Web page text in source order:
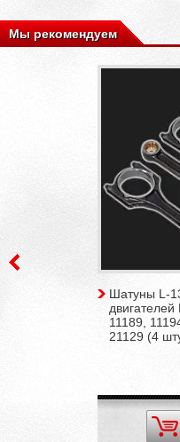
Мы рекомендуем
Шатуны L-
двигателей
11189,
21129 (4